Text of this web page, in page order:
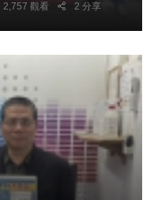
2,757 觀看 2 分享